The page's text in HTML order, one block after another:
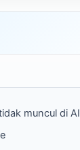
muncul di AI